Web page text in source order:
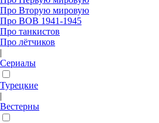
Про Вторую мировую
Про ВОВ 1941-1945
Про танкистов
Про лётчиков
|
Сериалы
Турецкие
|
Вестерны